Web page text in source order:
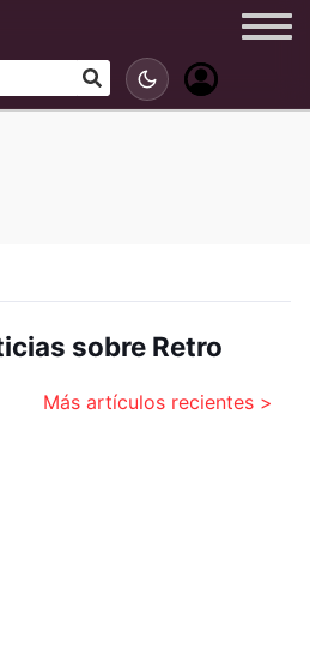
sobre Retro
Más artículos recientes >